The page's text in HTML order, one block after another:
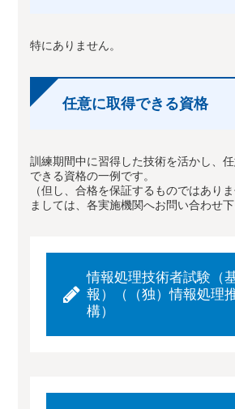
特にありません。
任意に取得できる資格
訓練期間中に習得した技術を活かし、
できる資格の一例です。
（但し、合格を保証するものではあり
ましては、各実施機関へお問い合わせ下
情報処理技術者試験（
報）（（独）情報処理
構）